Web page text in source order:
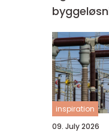
inspiration
09. July 2026